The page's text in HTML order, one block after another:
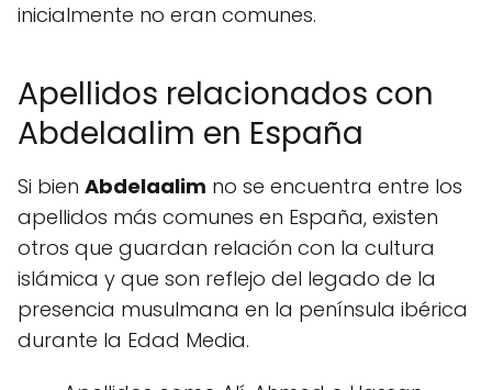
inicialmente no eran comunes.
Apellidos relacionados con
Abdelaalim en España
Si bien Abdelaalim no se encuentra entre los
apellidos más comunes en España, existen
otros que guardan relación con la cultura
islámica y que son reflejo del legado de la
presencia musulmana en la península ibérica
durante la Edad Media.